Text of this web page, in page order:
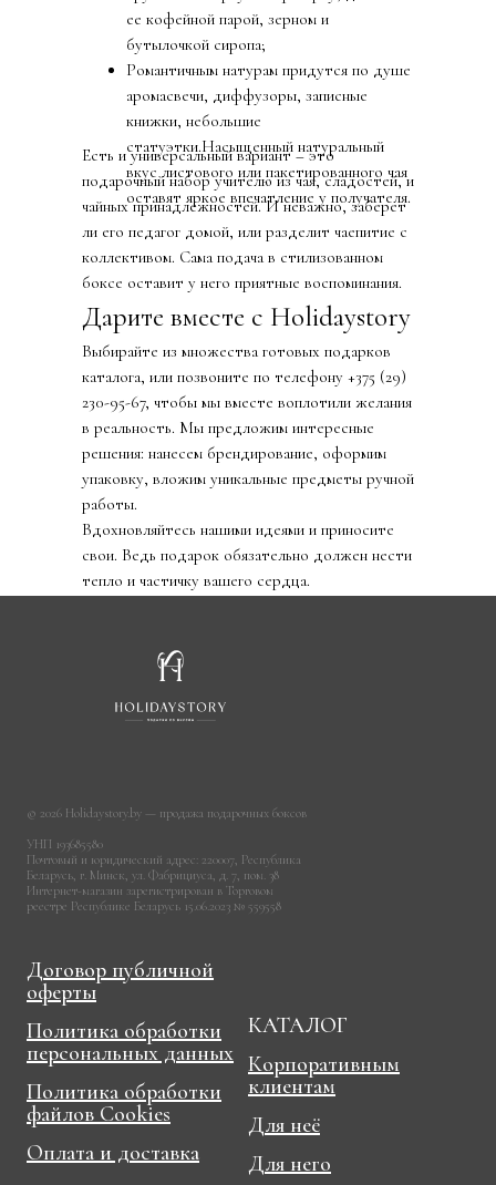
ее кофейной парой, зерном и
бутылочкой сиропа;
Романтичным натурам придутся по душе
аромасвечи, диффузоры, записные
книжки, небольшие
статуэтки.Насыщенный натуральный
вкус листового или пакетированного чая
оставят яркое впечатление у получателя.
Есть и универсальный вариант – это
подарочный набор учителю из чая, сладостей, и
чайных принадлежностей. И неважно, заберет
ли его педагог домой, или разделит чаепитие с
коллективом. Сама подача в стилизованном
боксе оставит у него приятные воспоминания.
Выбирайте из множества готовых подарков
каталога, или позвоните по телефону +375 (29)
230-95-67, чтобы мы вместе воплотили желания
в реальность. Мы предложим интересные
решения: нанесем брендирование, оформим
упаковку, вложим уникальные предметы ручной
работы.
Вдохновляйтесь нашими идеями и приносите
свои. Ведь подарок обязательно должен нести
тепло и частичку вашего сердца.
Дарите вместе с Holidaystory
© 2026 Holidaystory.by — продажа подарочных боксов
УНП 193685580
Почтовый и юридический адрес: 220007, Республика
Беларусь, г. Минск, ул. Фабрициуса, д. 7, пом. 38
Интернет-магазин зарегистрирован в Торговом
реестре Республике Беларусь 15.06.2023 № 559558
Договор публичной
оферты
Политика обработки
персональных данных
Политика обработки
файлов Cookies
Оплата и доставка
КАТАЛОГ
Корпоративным
клиентам
Для неё
Для него